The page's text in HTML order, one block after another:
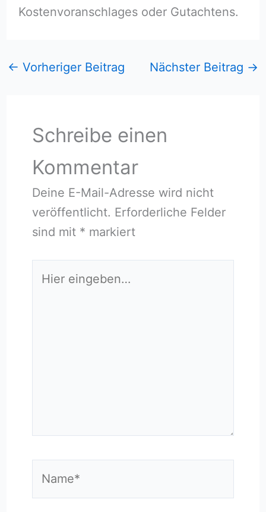
Kostenvoranschlages oder Gutachtens.
← Vorheriger Beitrag Nächster Beitrag →
Schreibe einen
Kommentar
Deine E-Mail-Adresse wird nicht
veröffentlicht. Erforderliche Felder
sind mit * markiert
eingeben…